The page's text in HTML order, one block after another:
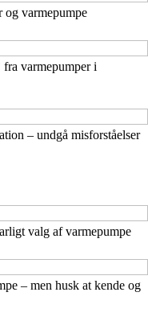
og varmepumpe
varmepumper i
– undgå misforståelser
valg af varmepumpe
– men husk at kende og